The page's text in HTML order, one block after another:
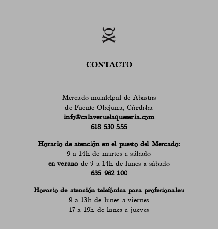
CONTACTO
Mercado municipal de Abastos
de Fuente Obejuna, Córdoba
info@calaveruelaqueseria.com
618 530 555
Horario de atención en el puesto del Mercado:
9 a 14h de martes a sábado
en veranode 9 a 14h de lunes a sábado
635 962 100
Horario de atención telefónica para profesionales:
9 a 13h de lunes a viernes
17 a 19h de lunes a jueves